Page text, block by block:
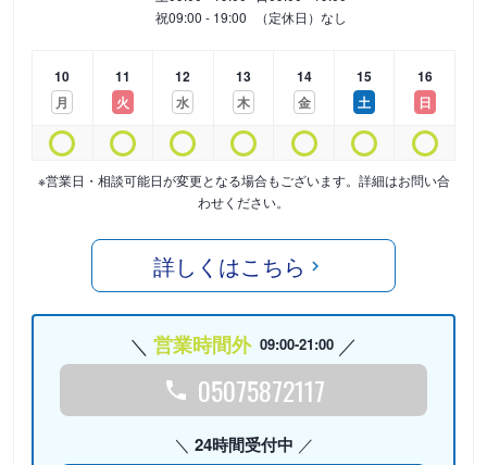
祝09:00 - 19:00 （定休日）なし
10
月
11
火
12
水
13
木
14
金
15
土
16
日
※営業日・相談可能日が変更となる場合もございます。詳細はお問い合
わせください。
詳しくはこちら
営業時間外 09:00-21:00
05075872117
24時間受付中